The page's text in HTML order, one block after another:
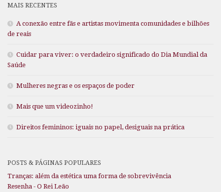
MAIS RECENTES
A conexão entre fãs e artistas movimenta comunidades e bilhões
de reais
Cuidar para viver: o verdadeiro significado do Dia Mundial da
Saúde
Mulheres negras e os espaços de poder
Mais que um videozinho!
Direitos femininos: iguais no papel, desiguais na prática
POSTS & PÁGINAS POPULARES
Tranças: além da estética uma forma de sobrevivência
Resenha - O Rei Leão